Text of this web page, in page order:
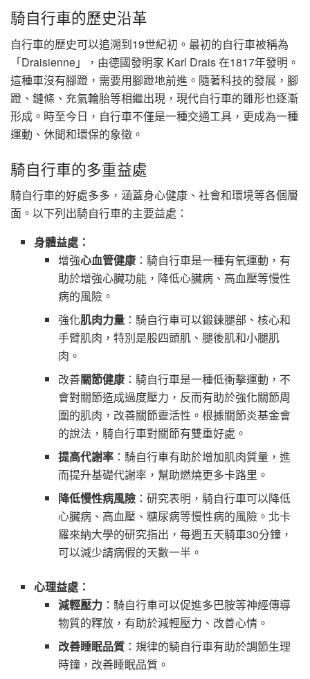
騎自行車的歷史沿革
自行車的歷史可以追溯到19世紀初。最初的自行車被稱為
「Draisienne」，由德國發明家 Karl Drais 在1817年發明。
這種車沒有腳蹬，需要用腳蹬地前進。隨著科技的發展，腳
蹬、鏈條、充氣輪胎等相繼出現，現代自行車的雛形也逐漸
形成。時至今日，自行車不僅是一種交通工具，更成為一種
運動、休閒和環保的象徵。
騎自行車的多重益處
騎自行車的好處多多，涵蓋身心健康、社會和環境等各個層
面。以下列出騎自行車的主要益處：
身體益處：
增強心血管健康：騎自行車是一種有氧運動，有
助於增強心臟功能，降低心臟病、高血壓等慢性
病的風險。
強化肌肉力量：騎自行車可以鍛鍊腿部、核心和
手臂肌肉，特別是股四頭肌、腿後肌和小腿肌
肉。
改善關節健康：騎自行車是一種低衝擊運動，不
會對關節造成過度壓力，反而有助於強化關節周
圍的肌肉，改善關節靈活性。根據關節炎基金會
的說法，騎自行車對關節有雙重好處。
提高代謝率：騎自行車有助於增加肌肉質量，進
而提升基礎代謝率，幫助燃燒更多卡路里。
降低慢性病風險：研究表明，騎自行車可以降低
心臟病、高血壓、糖尿病等慢性病的風險。北卡
羅來納大學的研究指出，每週五天騎車30分鐘，
可以減少請病假的天數一半。
心理益處：
減輕壓力：騎自行車可以促進多巴胺等神經傳導
物質的釋放，有助於減輕壓力、改善心情。
改善睡眠品質：規律的騎自行車有助於調節生理
時鐘，改善睡眠品質。